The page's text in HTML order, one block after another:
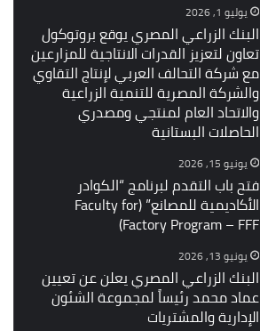
يوليو 1, 2026
البنك الزراعي المصري يوقع بروتوكول
تعاون لتعزيز القدرات الانتاجية للمزارعين
مع شركة التحالف العربي لإنتاج التقاوي
والشركة المصرية للتنمية الزراعية
والاتحاد العام لمنتجي ومصدري
الحاصلات البستانية
يونيو 15, 2026
فتح باب التقدم لبرنامج “الكوادر
الأكاديمية للمصانع” (Faculty for
Factory Program – FFF)
يونيو 13, 2026
البنك الزراعي المصري يعلن عن تعيين
عماد محمد رئيساً لمجموعة الشئون
الإدارية والمشتريات